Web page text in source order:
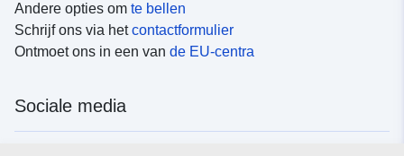
Andere opties om te bellen
Schrijf ons via hetcontactformulier
Ontmoet ons in een van de EU-centra
Sociale media